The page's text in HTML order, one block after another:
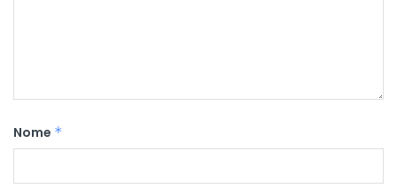
Nome *